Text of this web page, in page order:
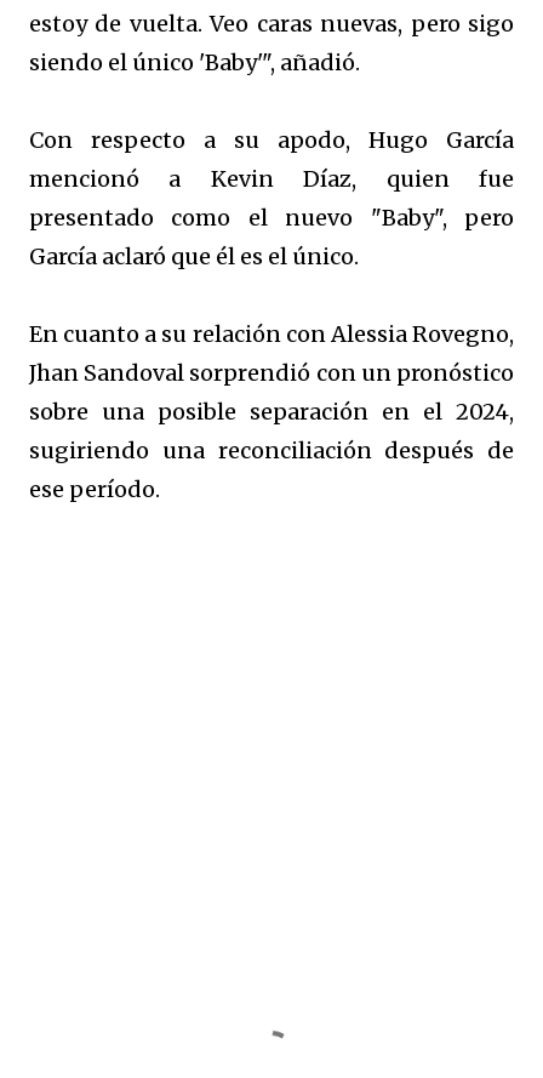
estoy de vuelta. Veo caras nuevas, pero sigo
siendo el único 'Baby'", añadió.
Con respecto a su apodo, Hugo García
mencionó a Kevin Díaz, quien fue
presentado como el nuevo "Baby", pero
García aclaró que él es el único.
En cuanto a su relación con Alessia Rovegno,
Jhan Sandoval sorprendió con un pronóstico
sobre una posible separación en el 2024,
sugiriendo una reconciliación después de
ese período.